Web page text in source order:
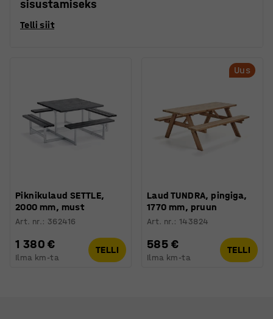
sisustamiseks
Telli siit
Piknikulaud SETTLE,
2000 mm, must
Art. nr.: 362416
1 380 €
Ilma km-ta
TELLI
Uus
Laud TUNDRA, pingiga,
1770 mm, pruun
Art. nr.:143824
585 €
Ilma km-ta
TELLI